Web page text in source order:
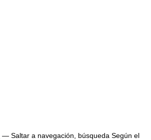
— Saltar a navegación, búsqueda Según el